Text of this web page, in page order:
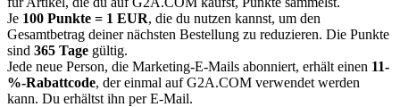
Je 100 Punkte = 1 EUR, die du nutzen kannst, um den
Gesamtbetrag deiner nächsten Bestellung zu reduzieren. Die Punkte
sind 365 Tage gültig.
Jede neue Person, die Marketing-E-Mails abonniert, erhält einen 11-
%-Rabattcode, der einmal auf G2A.COM verwendet werden
kann. Du erhältst ihn per E-Mail.